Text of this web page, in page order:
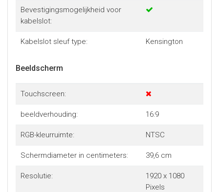
Bevestigingsmogelijkheid voor
kabelslot:
Kabelslot sleuf type: Kensington
Beeldscherm
Touchscreen:
beeldverhouding: 16:9
RGB-kleurruimte: NTSC
Schermdiameter in centimeters: 39,6 cm
Resolutie:
1920 x 1080
Pixels